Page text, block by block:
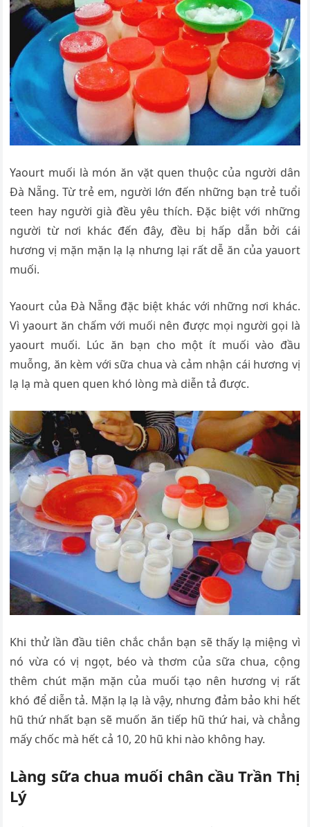
Yaourt muối là món ăn vặt quen thuộc của người dân
Đà Nẵng. Từ trẻ em, người lớn đến những bạn trẻ tuổi
teen hay người già đều yêu thích. Đặc biệt với những
người từ nơi khác đến đây, đều bị hấp dẫn bởi cái
hương vị mặn mặn lạ lạ nhưng lại rất dễ ăn của yauort
muối.
Yaourt của Đà Nẵng đặc biệt khác với những nơi khác.
Vì yaourt ăn chấm với muối nên được mọi người gọi là
yaourt muối. Lúc ăn bạn cho một ít muối vào đầu
muỗng, ăn kèm với sữa chua và cảm nhận cái hương vị
lạ lạ mà quen quen khó lòng mà diễn tả được.
Khi thử lần đầu tiên chắc chắn bạn sẽ thấy lạ miệng vì
nó vừa có vị ngọt, béo và thơm của sữa chua, cộng
thêm chút mặn mặn của muối tạo nên hương vị rất
khó để diễn tả. Mặn lạ lạ là vậy, nhưng đảm bảo khi hết
hũ thứ nhất bạn sẽ muốn ăn tiếp hũ thứ hai, và chẳng
mấy chốc mà hết cả 10, 20 hũ khi nào không hay.
Làng sữa chua muối chân cầu Trần Thị
Lý